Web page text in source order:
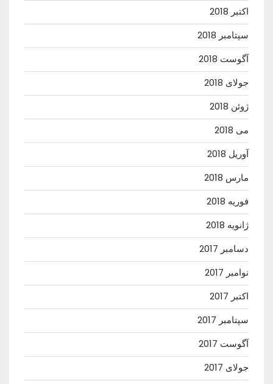
اکتبر 2018
سپتامبر 2018
آگوست 2018
جولای 2018
ژوئن 2018
می 2018
آوریل 2018
مارس 2018
فوریه 2018
ژانویه 2018
دسامبر 2017
نوامبر 2017
اکتبر 2017
سپتامبر 2017
آگوست 2017
جولای 2017